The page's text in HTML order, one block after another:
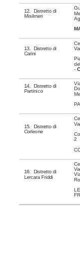
12. Distretto di
Misilmeri
13. Distretto di
Carini
-
14. Distretto di
Partinico
15. Distretto di
Corleone
2
16. Distretto di
Lercara Friddi